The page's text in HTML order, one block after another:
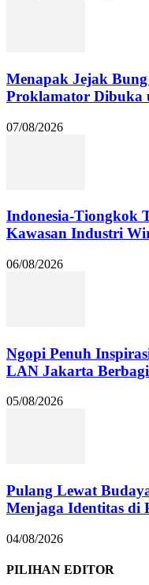
Menapak Jejak
Proklamator Dibuka
07/08/2026
Indonesia-Tiongkok
Kawasan Industri
06/08/2026
Ngopi Penuh
LAN Jakarta
05/08/2026
Pulang Lewat
Menjaga Identitas di
04/08/2026
PILIHAN EDITOR